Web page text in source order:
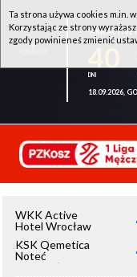
WKK ACTIVE
18.09.2026,
WKK Active
Hotel Wrocław
KSK Qemetica
Noteć
Inowrocław
Ta strona używa cookies m.in.
Korzystając ze strony
zgody powinieneś zmienić